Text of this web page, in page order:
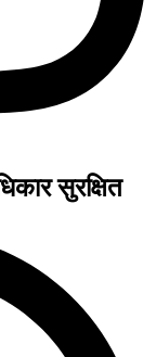
सुरक्षित